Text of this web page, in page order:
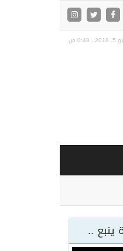
ص
ينبع ..